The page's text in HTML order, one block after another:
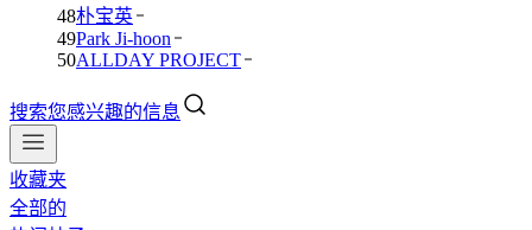
48朴宝英
49Park Ji-hoon
50ALLDAY PROJECT
搜索您感兴趣的信息
收藏夹
全部的
01BTS(防